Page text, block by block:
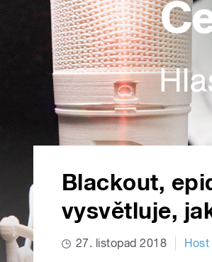
Blackout,
vysvětluje,
27. listopad 2018 Host